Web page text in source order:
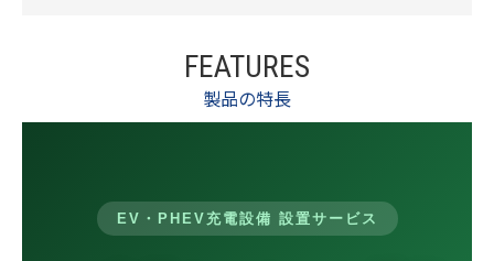
FEATURES
製品の特長
EV・PHEV充電設備 設置サービス